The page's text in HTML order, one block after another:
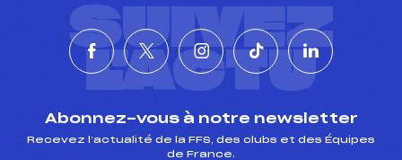
SUIVEZ
L'ACTU
Abonnez-vous à notre newsletter
Recevez l’actualité de la FFS, des clubs et des Équipes
de France.